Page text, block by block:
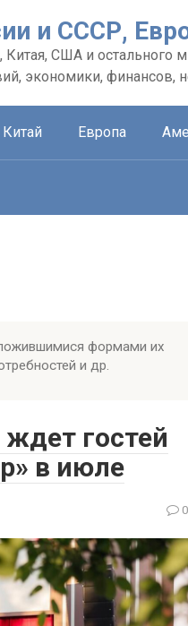
и СССР,
США и остального
экономики, финансов,
Китай Европа
формами их
и др.
гостей
в июле
0